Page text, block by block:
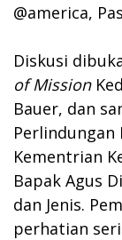
@america,
Diskusi
of Mission
Bauer, dan
Perlindungan
Kementrian
Bapak Agus
dan Jenis.
perhatian